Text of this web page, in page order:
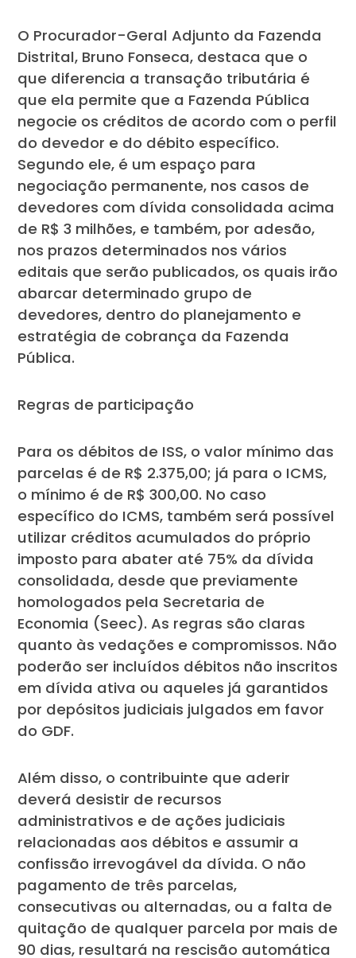
O Procurador-Geral Adjunto da Fazenda
Distrital, Bruno Fonseca, destaca que o
que diferencia a transação tributária é
que ela permite que a Fazenda Pública
negocie os créditos de acordo com o perfil
do devedor e do débito específico.
Segundo ele, é um espaço para
negociação permanente, nos casos de
devedores com dívida consolidada acima
de R$ 3 milhões, e também, por adesão,
nos prazos determinados nos vários
editais que serão publicados, os quais irão
abarcar determinado grupo de
devedores, dentro do planejamento e
estratégia de cobrança da Fazenda
Pública.
Regras de participação
Para os débitos de ISS, o valor mínimo das
parcelas é de R$ 2.375,00; já para o ICMS,
o mínimo é de R$ 300,00. No caso
específico do ICMS, também será possível
utilizar créditos acumulados do próprio
imposto para abater até 75% da dívida
consolidada, desde que previamente
homologados pela Secretaria de
Economia (Seec). As regras são claras
quanto às vedações e compromissos. Não
poderão ser incluídos débitos não inscritos
em dívida ativa ou aqueles já garantidos
por depósitos judiciais julgados em favor
do GDF.
Além disso, o contribuinte que aderir
deverá desistir de recursos
administrativos e de ações judiciais
relacionadas aos débitos e assumir a
confissão irrevogável da dívida. O não
pagamento de três parcelas,
consecutivas ou alternadas, ou a falta de
quitação de qualquer parcela por mais de
90 dias, resultará na rescisão automática